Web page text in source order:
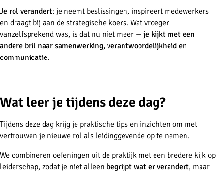
Je rol verandert: je neemt beslissingen, inspireert medewerkers
en draagt bij aan de strategische koers. Wat vroeger
vanzelfsprekend was, is dat nu niet meer — je kijkt met een
andere bril naar samenwerking, verantwoordelijkheid en
communicatie.
Wat leer je tijdens deze dag?
Tijdens deze dag krijg je praktische tips en inzichten om met
vertrouwen je nieuwe rol als leidinggevende op te nemen.
We combineren oefeningen uit de praktijk met een bredere kijk op
leiderschap, zodat je niet alleen begrijpt wat er verandert, maar